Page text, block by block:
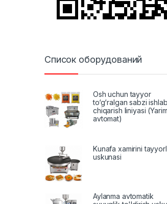
Список оборудований
Osh uchun tayyor
to‘g‘ralgan sabzi ishlab
chiqarish liniyasi (Yarim
avtomat)
Kunafa xamirini
uskunasi
Aylanma avtomatik